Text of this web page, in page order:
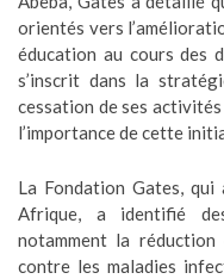
orientés vers
éducation au cours des
s’inscrit dans la
cessation de ses
l’importance de cette
La Fondation Gates,
Afrique, a identifié
notamment la
contre les maladies